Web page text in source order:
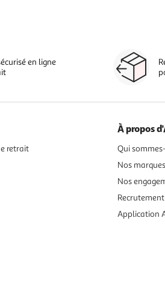
en ligne
retrait
À propos
Qui
Nos
Nos
Recrutement
Application